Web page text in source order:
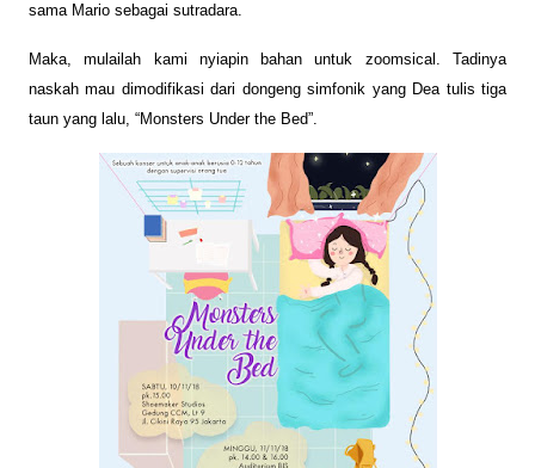
sama Mario sebagai sutradara.
Maka, mulailah kami nyiapin bahan untuk zoomsical. Tadinya
naskah mau dimodifikasi dari dongeng simfonik yang Dea tulis tiga
taun yang lalu, “Monsters Under the Bed”.